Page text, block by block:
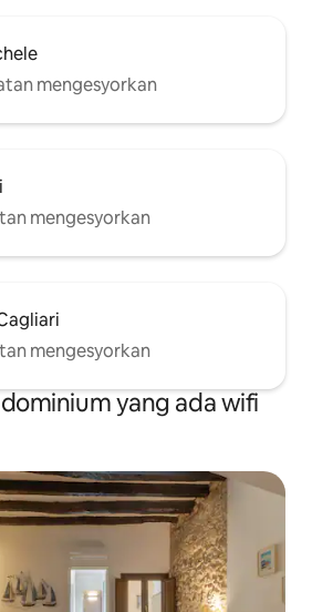
mengesyorkan
mengesyorkan
mengesyorkan
yang ada wifi